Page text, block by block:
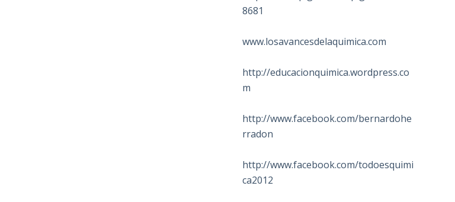
8681
www.losavancesdelaquimica.com
http://educacionquimica.wordpress.co
m
http://www.facebook.com/bernardohe
rradon
http://www.facebook.com/todoesquimi
ca2012